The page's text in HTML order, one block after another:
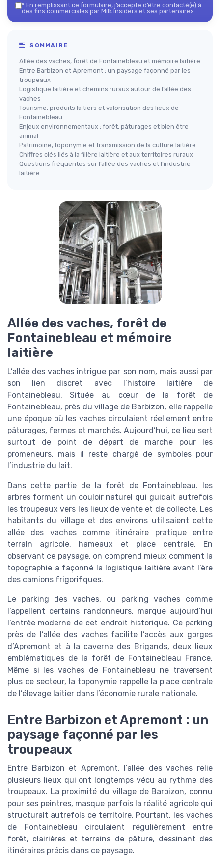
* En remplissant ce formulaire, j’accepte d’être contacté(e) à
des fins commerciales par Milk Insiders et ses partenaires.
SOMMAIRE
Allée des vaches, forêt de Fontainebleau et mémoire laitière
Entre Barbizon et Apremont : un paysage façonné par les
troupeaux
Logistique laitière et chemins ruraux autour de l’allée des
vaches
Tourisme, produits laitiers et valorisation des lieux de
Fontainebleau
Enjeux environnementaux : forêt, pâturages et bien être
animal
Patrimoine, toponymie et transmission de la culture laitière
Chiffres clés liés à la filière laitière et aux territoires ruraux
Questions fréquentes sur l’allée des vaches et l’industrie
laitière
Allée des vaches, forêt de
Fontainebleau et mémoire
laitière
L’allée des vaches intrigue par son nom, mais aussi par
son lien discret avec l’histoire laitière de
Fontainebleau. Située au cœur de la forêt de
Fontainebleau, près du village de Barbizon, elle rappelle
une époque où les vaches circulaient réellement entre
pâturages, fermes et marchés. Aujourd’hui, ce lieu sert
surtout de point de départ de marche pour les
promeneurs, mais il reste chargé de symboles pour
l’industrie du lait.
Dans cette partie de la forêt de Fontainebleau, les
arbres forment un couloir naturel qui guidait autrefois
les troupeaux vers les lieux de vente et de collecte. Les
habitants du village et des environs utilisaient cette
allée des vaches comme itinéraire pratique entre
terrain agricole, hameaux et place centrale. En
observant ce paysage, on comprend mieux comment la
topographie a façonné la logistique laitière avant l’ère
des camions frigorifiques.
Le parking des vaches, ou parking vaches comme
l’appellent certains randonneurs, marque aujourd’hui
l’entrée moderne de cet endroit historique. Ce parking
près de l’allée des vaches facilite l’accès aux gorges
d’Apremont et à la caverne des Brigands, deux lieux
emblématiques de la forêt de Fontainebleau France.
Même si les vaches de Fontainebleau ne traversent
plus ce secteur, la toponymie rappelle la place centrale
de l’élevage laitier dans l’économie rurale nationale.
Entre Barbizon et Apremont : un
paysage façonné par les
troupeaux
Entre Barbizon et Apremont, l’allée des vaches relie
plusieurs lieux qui ont longtemps vécu au rythme des
troupeaux. La proximité du village de Barbizon, connu
pour ses peintres, masque parfois la réalité agricole qui
structurait autrefois ce territoire. Pourtant, les vaches
de Fontainebleau circulaient régulièrement entre
forêt, clairières et terrains de pâture, dessinant des
itinéraires précis dans ce paysage.